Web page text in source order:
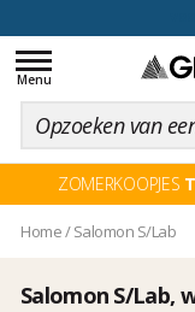
Toggle
navigation
Menu
ZOMERKOOPJES
Home/ Salomon S/Lab
Salomon S/Lab,